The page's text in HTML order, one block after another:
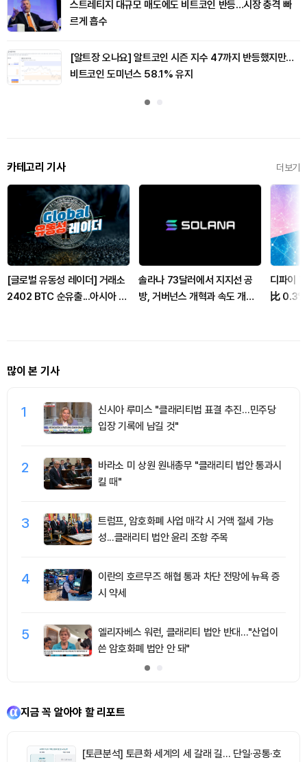
스트레티지 대규모 매도에도 비트코인 반등…시장 충격 빠
르게 흡수
[알트장 오나요] 알트코인 시즌 지수 47까지 반등했지만…
비트코인 도미넌스 58.1% 유지
카테고리 기사 더보기
[글로벌 유동성 레이더] 거래소
2402 BTC 순유출...아시아 거
솔라나 73달러에서 지지선 공
방, 거버넌스 개혁과 속도 개선
디파이
比 0.3%
많이 본 기사
1
신시아 루미스 "클래리티법 표결 추진…민주당
입장 기록에 남길 것"
2
바라소 미 상원 원내총무 "클래리티 법안 통과시
킬 때"
3
트럼프, 암호화폐 사업 매각 시 거액 절세 가능
성...클래리티 법안 윤리 조항 주목
4
이란의 호르무즈 해협 통과 차단 전망에 뉴욕 증
시 약세
5
엘리자베스 워런, 클래리티 법안 반대…"산업이
쓴 암호화폐 법안 안 돼"
지금 꼭 알아야 할 리포트
[토큰분석] 토큰화 세계의 세 갈래 길… 단일·공통·호